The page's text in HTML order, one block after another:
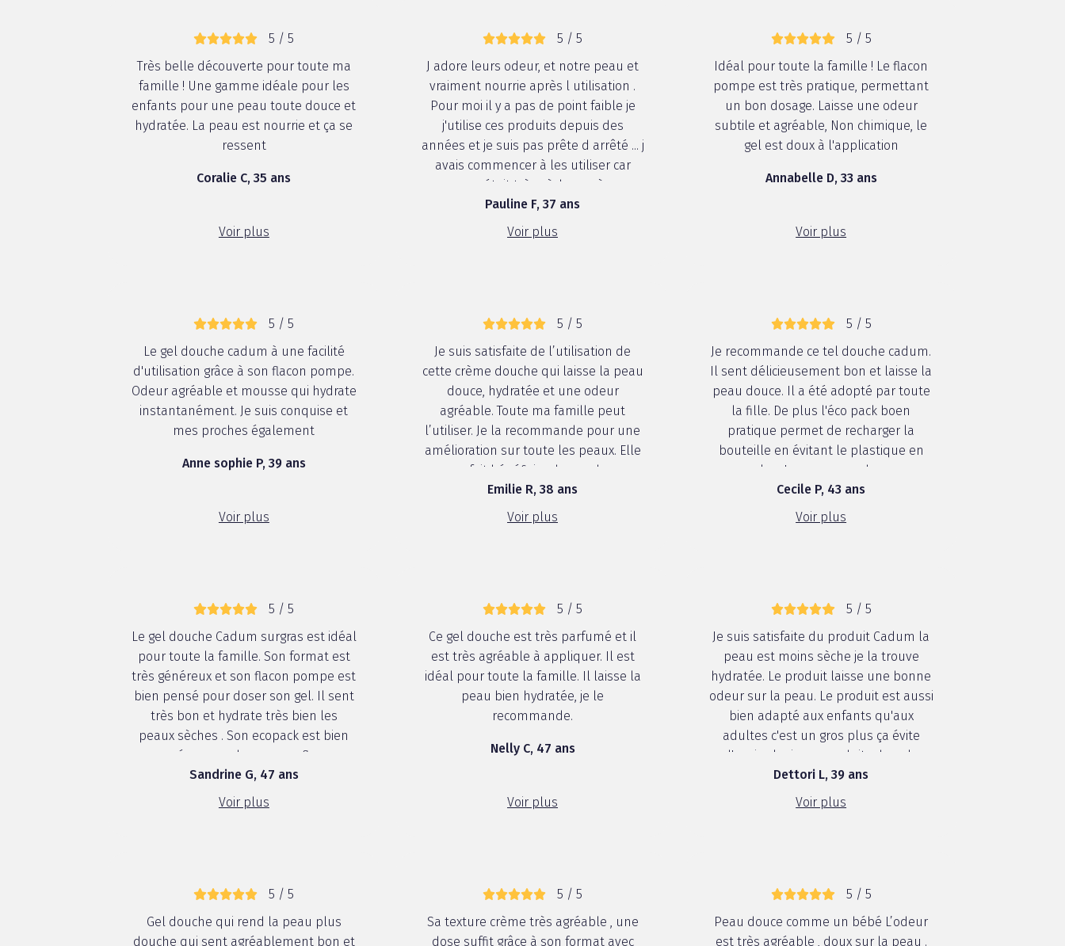
5 / 5
Très belle découverte pour toute ma
famille ! Une gamme idéale pour les
enfants pour une peau toute douce et
hydratée. La peau est nourrie et ça se
ressent
Coralie C, 35 ans
Voir plus
5 / 5
J adore leurs odeur, et notre peau et
vraiment nourrie après l utilisation .
Pour moi il y a pas de point faible je
j'utilise ces produits depuis des
années et je suis pas prête d arrêté ... j
avais commencer à les utiliser car
ma.peau était très sèche après une
semaine d utilisation plus de soucis
Pauline F, 37 ans
Voir plus
5 / 5
Idéal pour toute la famille ! Le flacon
pompe est très pratique, permettant
un bon dosage. Laisse une odeur
subtile et agréable, Non chimique, le
gel est doux à l'application
Annabelle D, 33 ans
Voir plus
5 / 5
Le gel douche cadum à une facilité
d'utilisation grâce à son flacon pompe.
Odeur agréable et mousse qui hydrate
instantanément. Je suis conquise et
mes proches également
Anne sophie P, 39 ans
Voir plus
5 / 5
Je suis satisfaite de l’utilisation de
cette crème douche qui laisse la peau
douce, hydratée et une odeur
agréable. Toute ma famille peut
l’utiliser. Je la recommande pour une
amélioration sur toute les peaux. Elle
nous fait bénéficier de nombreux
vertus notamment douceur,
hydratation, odeur agréable et
nourrissante.
Emilie R, 38 ans
Voir plus
5 / 5
Je recommande ce tel douche cadum.
Il sent délicieusement bon et laisse la
peau douce. Il a été adopté par toute
la fille. De plus l'éco pack boen
pratique permet de recharger la
bouteille en évitant le plastique en
plus. Je recommande ++
Cecile P, 43 ans
Voir plus
5 / 5
Le gel douche Cadum surgras est idéal
pour toute la famille. Son format est
très généreux et son flacon pompe est
bien pensé pour doser son gel. Il sent
très bon et hydrate très bien les
peaux sèches . Son ecopack est bien
pensé pour recharger son flacon.
Sandrine G, 47 ans
Voir plus
5 / 5
Ce gel douche est très parfumé et il
est très agréable à appliquer. Il est
idéal pour toute la famille. Il laisse la
peau bien hydratée, je le
recommande.
Nelly C, 47 ans
Voir plus
5 / 5
Je suis satisfaite du produit Cadum la
peau est moins sèche je la trouve
hydratée. Le produit laisse une bonne
odeur sur la peau. Le produit est aussi
bien adapté aux enfants qu'aux
adultes c'est un gros plus ça évite
d'avoir plusieurs produits dans la
salle de bain
Dettori L, 39 ans
Voir plus
5 / 5
Gel douche qui rend la peau plus
douche qui sent agréablement bon et
5 / 5
Sa texture crème très agréable , une
dose suffit grâce à son format avec
5 / 5
Peau douce comme un bébé L’odeur
est très agréable , doux sur la peau .